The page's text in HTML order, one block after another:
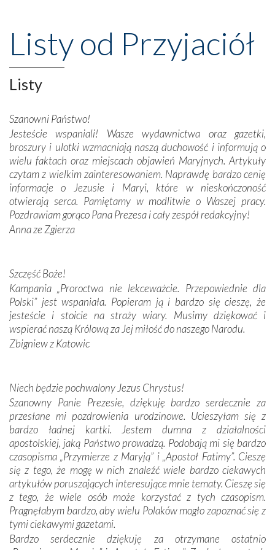
wznoszono na chwałę Bożą, na przykład – w podzięce za
Opatrznościową pomoc w wygranej bitwie o
niepodległość kraju. Zachwyt budziła potężna, a zarazem
misterna architektura tych monumentalnych dzieł,
wspaniałe zdobienia, dbałość ich twórców o detale,
budowniczych.
Podążyliśmy też śladami fatimskich wizjonerów – Łucji
dos Santos oraz świętych Hiacynty i Franciszka Marto.
Modliliśmy się przy ich grobach. Odprawiliśmy Drogę
Krzyżową w ich rodzinnych stronach, odwiedziliśmy
domy, w których żyli.
W miejscu objawień Matki Bożej zapaliliśmy świece
Podczas tej kilkudniowej wyprawy na każdym kroku
spotykaliśmy się z serdeczną otwartością
Portugalczyków. Podziwialiśmy ich ludową sztukę i
zwyczaje. Mimo że nasze kraje są od siebie bardzo
oddalone, w żaden sposób nie czuliśmy się obco.
Sprawiła to oczywiście sama Matka Boża, ale też
kulturowa bliskość biorąca swój początek w naszej
mieliśmy okazję przekonać się, że Maryja swoją opieką
otacza nie tylko nasz naród, lecz wszystkie nacje, które
się Jej ufnie oddają, a także każdą osobę, która zawierza
Jej siebie oraz swych bliskich.
Dzieje Portugalii to również historia wierności Bogu i
odstępstw, także w życiu władców. Trudne momenty w
wymiarze tak osobistym, jak i zbiorowym, przypominają o
konieczności ciągłego zabiegania o własną duszę i o łaskę
Opatrzności. Wierność przynosi pomyślność –
przynajmniej w życiu duchowym. Odstępstwo owocuje
nieszczęściem i śmiercią. Te uniwersalne prawdy
Listy od Przyjaciół
Listy
Szanowni Państwo!
Jesteście wspaniali! Wasze wydawnictwa oraz gazetki,
broszury i ulotki wzmacniają naszą duchowość i informują o
wielu faktach oraz miejscach objawień Maryjnych. Artykuły
czytam z wielkim zainteresowaniem. Naprawdę bardzo cenię
informacje o Jezusie i Maryi, które w nieskończoność
otwierają serca. Pamiętamy w modlitwie o Waszej pracy.
Pozdrawiam gorąco Pana Prezesa i cały zespół redakcyjny!
Anna ze Zgierza
Szczęść Boże!
Kampania „Proroctwa nie lekceważcie. Przepowiednie dla
Polski” jest wspaniała. Popieram ją i bardzo się cieszę, że
jesteście i stoicie na straży wiary. Musimy dziękować i
wspierać naszą Królową za Jej miłość do naszego Narodu.
Zbigniew z Katowic
Niech będzie pochwalony Jezus Chrystus!
Szanowny Panie Prezesie, dziękuję bardzo serdecznie za
przesłane mi pozdrowienia urodzinowe. Ucieszyłam się z
bardzo ładnej kartki. Jestem dumna z działalności
apostolskiej, jaką Państwo prowadzą. Podobają mi się bardzo
czasopisma „Przymierze z Maryją” i „Apostoł Fatimy”. Cieszę
się z tego, że mogę w nich znaleźć wiele bardzo ciekawych
artykułów poruszających interesujące mnie tematy. Cieszę się
z tego, że wiele osób może korzystać z tych czasopism.
Pragnęłabym bardzo, aby wielu Polaków mogło zapoznać się z
tymi ciekawymi gazetami.
Bardzo serdecznie dziękuję za otrzymane ostatnio